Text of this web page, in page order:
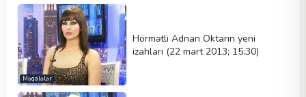
Məqalələr
Hörmətli Adnan Oktarın yeni
izahları (22 mart 2013; 15:30)